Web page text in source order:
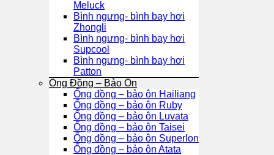
Meluck
Bình ngưng- bình bay hơi
Zhongli
Bình ngưng- bình bay hơi
Supcool
Bình ngưng- bình bay hơi
Patton
Ống Đồng – Bảo Ôn
Ống đồng – bảo ôn Hailiang
Ống đồng – bảo ôn Ruby
Ống đồng – bảo ôn Luvata
Ống đồng – bảo ôn Taisei
Ống đồng – bảo ôn Superlon
Ống đồng – bảo ôn Atata